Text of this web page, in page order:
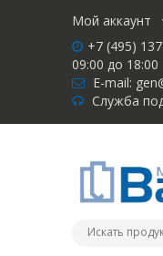
Мой аккаунт
+7 (495)
09:00 до 18:00
E-mail:
Служба